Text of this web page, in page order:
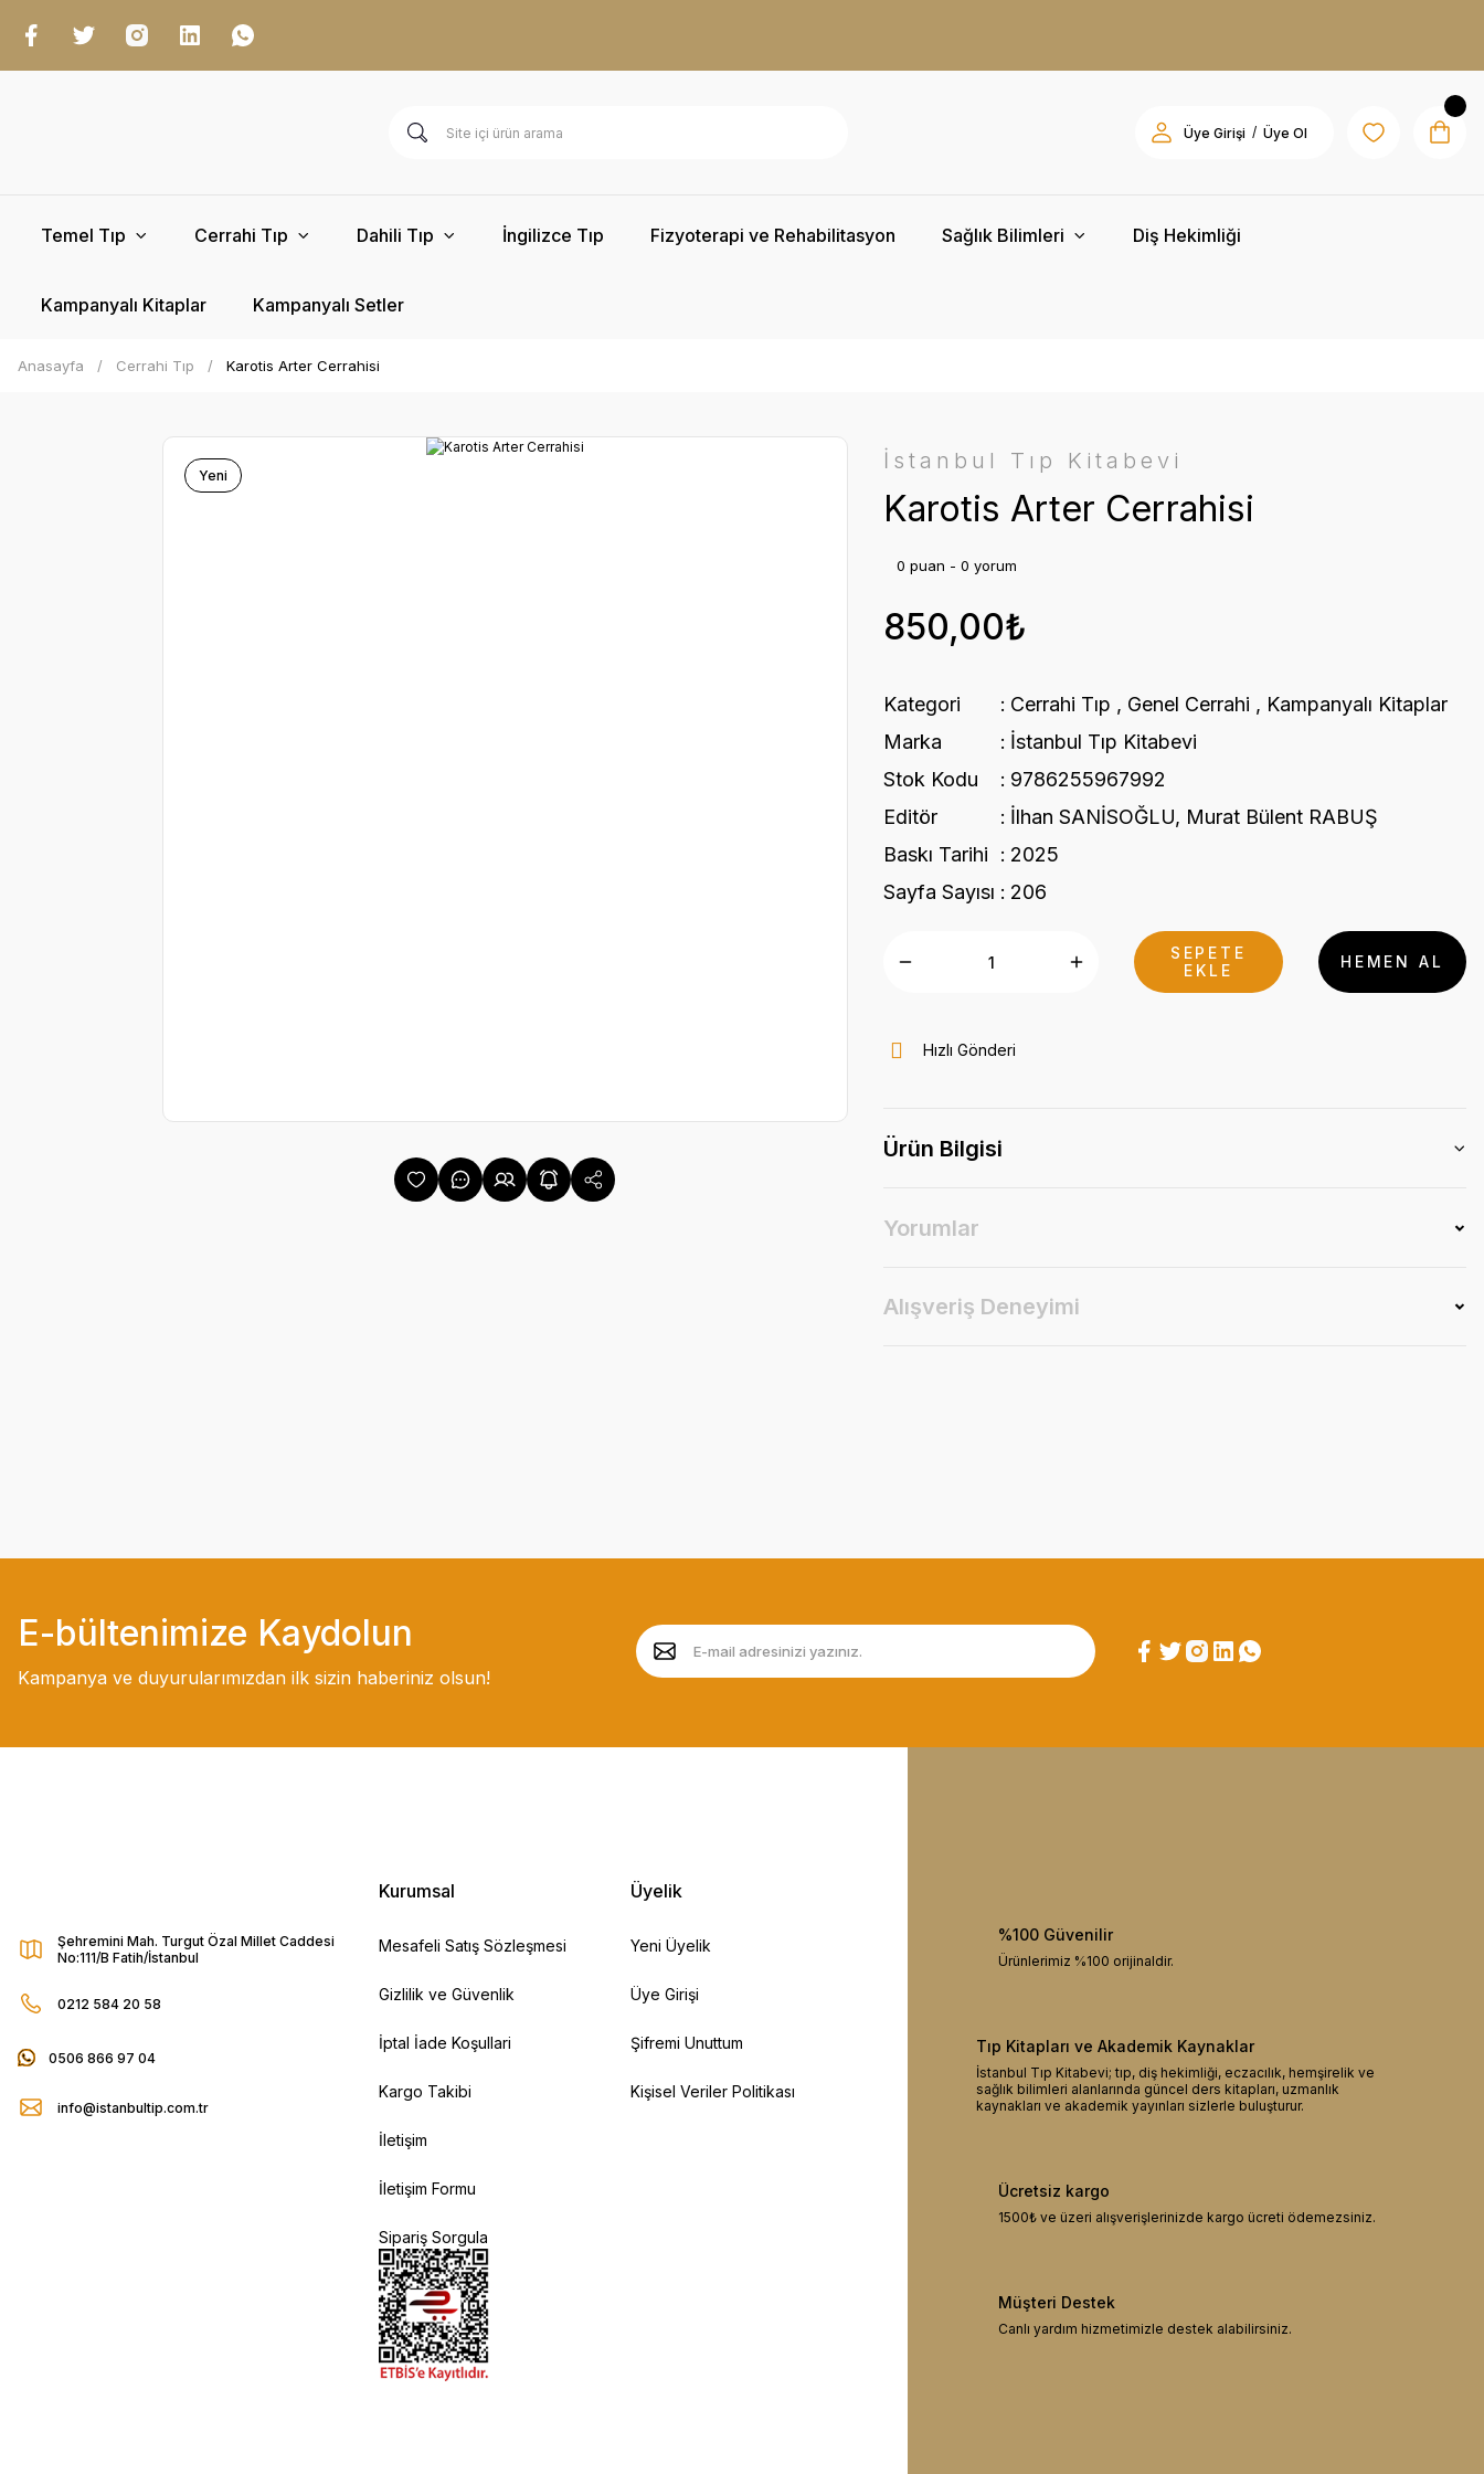
Üye Girişi / Üye Ol
Temel Tıp Cerrahi Tıp Dahili Tıp İngilizce Tıp Fizyoterapi ve Rehabilitasyon Sağlık Bilimleri Diş Hekimliği
Kampanyalı Kitaplar Kampanyalı Setler
Anasayfa Cerrahi Tıp Karotis Arter Cerrahisi
Yeni
İstanbul Tıp Kitabevi
Karotis Arter Cerrahisi
0 puan - 0 yorum
850,00₺
Kategori Cerrahi Tıp , Genel Cerrahi , Kampanyalı Kitaplar
Marka
İstanbul Tıp Kitabevi
Stok Kodu
9786255967992
Editör
İlhan SANİSOĞLU, Murat Bülent RABUŞ
Baskı Tarihi
2025
Sayfa Sayısı
206
SEPETE
EKLE
HEMEN AL
Hızlı Gönderi
Ürün Bilgisi
Yorumlar
Alışveriş Deneyimi
E-bültenimize Kaydolun
Kampanya ve duyurularımızdan ilk sizin haberiniz olsun!
Şehremini Mah. Turgut Özal Millet Caddesi
No:111/B Fatih/İstanbul
0212 584 20 58
0506 866 97 04
info@istanbultip.com.tr
Kurumsal
Mesafeli Satış Sözleşmesi
Gizlilik ve Güvenlik
İptal İade Koşullari
Kargo Takibi
İletişim
İletişim Formu
Sipariş Sorgula
Üyelik
Yeni Üyelik
Üye Girişi
Şifremi Unuttum
Kişisel Veriler Politikası
%100 Güvenilir
Ürünlerimiz %100 orijinaldir.
Tıp Kitapları ve Akademik Kaynaklar
İstanbul Tıp Kitabevi; tıp, diş hekimliği, eczacılık, hemşirelik ve
sağlık bilimleri alanlarında güncel ders kitapları, uzmanlık
kaynakları ve akademik yayınları sizlerle buluşturur.
Ücretsiz kargo
1500₺ ve üzeri alışverişlerinizde kargo ücreti ödemezsiniz.
Müşteri Destek
Canlı yardım hizmetimizle destek alabilirsiniz.